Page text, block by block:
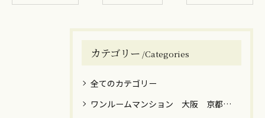
カテゴリー Categories
全てのカテゴリー
ワンルームマンション 大阪 京都 神戸 売却 築年数 高額